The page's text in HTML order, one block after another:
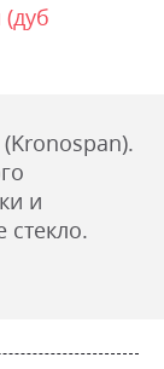
и
стекло.